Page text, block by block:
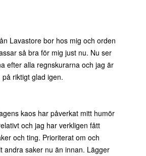
Lavastore bor hos mig och orden
så bra för mig just nu. Nu ser
efter alla regnskurarna och jag är
på riktigt glad igen.
kaos har påverkat mitt humör
och jag har verkligen fått
och ting. Prioriterat om och
andra saker nu än innan. Lägger